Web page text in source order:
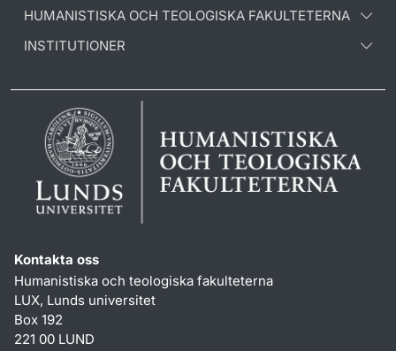
HUMANISTISKA OCH TEOLOGISKA FAKULTETERNA
INSTITUTIONER
Kontakta oss
Humanistiska och teologiska fakulteterna
LUX, Lunds universitet
Box 192
221 00 LUND